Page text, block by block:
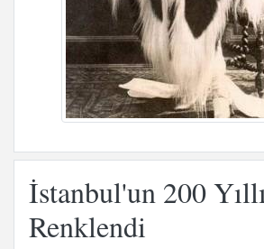
İstanbul'un 200
Renklendi